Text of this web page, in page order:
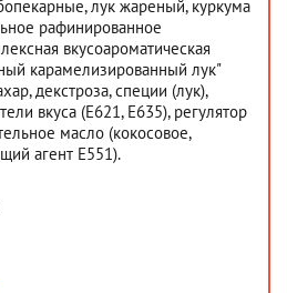
лук жареный, куркума
рафинированное
вкусоароматическая
карамелизированный лук"
декстроза, специи (лук),
вкуса (Е621, Е635), регулятор
масло (кокосовое,
агент Е551).